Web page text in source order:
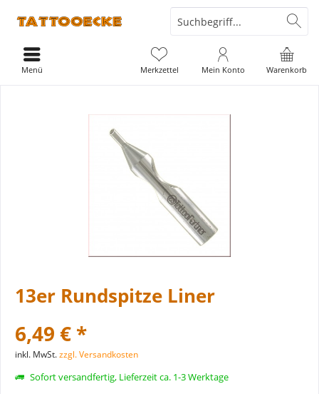
Warenkorb
Merkzettel Mein Konto
Menü
13er Rundspitze Liner
6,49 € *
inkl. MwSt.zzgl. Versandkosten
Sofort versandfertig, Lieferzeit ca. 1-3 Werktage